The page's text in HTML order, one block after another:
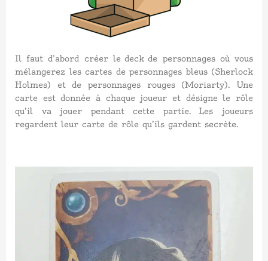
Il faut d’abord créer ledeck de personnages où vous
mélangerez les cartes de personnages bleus (Sherlock
Holmes) et de personnages rouges (Moriarty). Une
carte est donnée à chaque joueur et désigne le rôle
qu’il va jouer pendant cette partie. Les joueurs
regardent leur carte de rôle qu’ils gardent secrète.